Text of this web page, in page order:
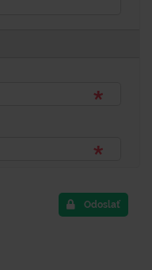
Odoslať